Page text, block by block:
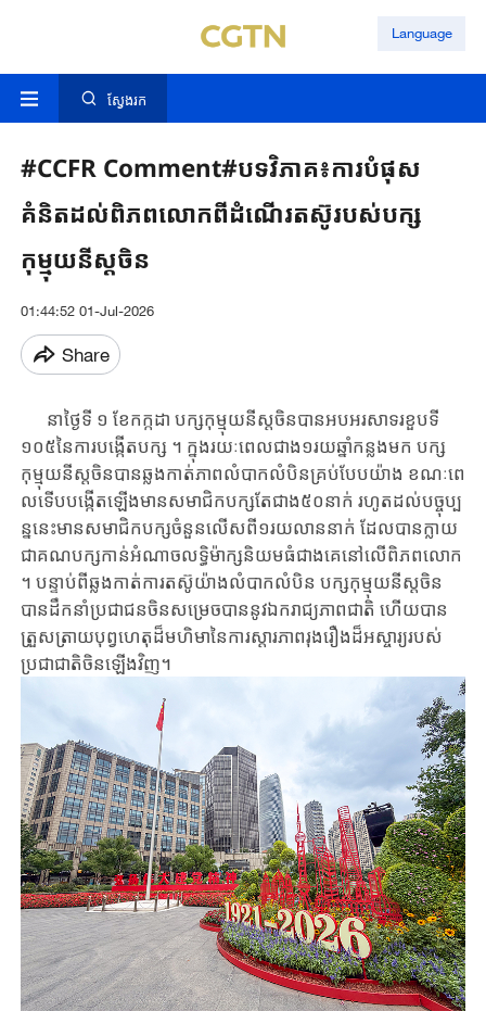
Language
ស្វែងរក
#CCFR Comment#បទវិភាគ៖ការបំផុស
គំនិតដល់ពិភពលោកពីដំណើរតស៊ូរបស់បក្ស
កុម្មុយនីស្តចិន
01:44:52 01-Jul-2026
Share
នាថ្ងៃទី ១ ខែ​កក្កដា បក្សកុម្មុយនីស្តចិនបាន​អបអរ​សាទរ​ខួប​ទី​
១០៥​នៃ​ការ​បង្កើត​បក្ស​ ។​ ក្នុង​រយៈពេល​ជាង​១រយ​ឆ្នាំកន្លង​មក បក្ស
កុម្មុយនីស្តចិនបាន​ឆ្លងកាត់ភាព​លំបាកលំបិន​គ្រប់​បែប​យ៉ាង ខណៈពេ​
ល​ទើប​បង្កើត​ឡើង​មាន​សមាជិក​បក្ស​តែ​​ជាង​៥០នាក់​ រហូត​ដល់​បច្ចុប្ប​
ន្ន​នេះ​មាន​សមាជិក​បក្ស​ចំនួន​លើស​ពី​១រយ​លាន​នាក់​ ដែល​បាន​ក្លាយ​
ជា​គណ​បក្ស​កាន់​អំ​ណាច​លទ្ធិ​ម៉ាក្ស​និយម​ធំជាង​គេ​នៅលើ​ពិភពលោក​
។ បន្ទាប់​ពី​​ឆ្លង​កាត់​ការ​តស៊ូ​យ៉ាង​លំបាក​លំបិន បក្ស​កុម្មុយនីស្ត​ចិន​
បាន​ដឹក​នាំ​ប្រជាជន​ចិន​សម្រេច​បាននូវឯករាជ្យភាពជាតិ​ ហើយ​បាន​
ត្រួសត្រាយ​បុព្វហេតុដ៏មហិមា​នៃការស្តារភាពរុងរឿងដ៏​អស្ចារ្យ​របស់​
ប្រជាជាតិ​ចិន​ឡើងវិញ។